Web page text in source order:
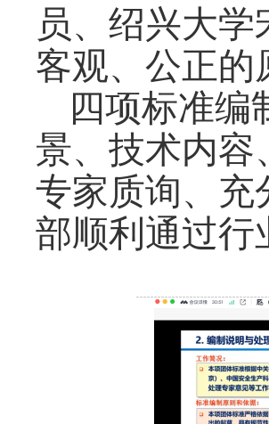
员、绍兴大
客观、公正的
四项标准编
景、技术内容
专家质询、充
部顺利通过行